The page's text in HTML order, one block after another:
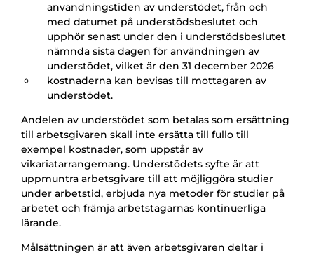
användningstiden av understödet, från och
med datumet på understödsbeslutet och
upphör senast under den i understödsbeslutet
nämnda sista dagen för användningen av
understödet, vilket är den 31 december 2026
kostnaderna kan bevisas till mottagaren av
understödet.
Andelen av understödet som betalas som ersättning
till arbetsgivaren skall inte ersätta till fullo till
exempel kostnader, som uppstår av
vikariatarrangemang. Understödets syfte är att
uppmuntra arbetsgivare till att möjliggöra studier
under arbetstid, erbjuda nya metoder för studier på
arbetet och främja arbetstagarnas kontinuerliga
lärande.
Målsättningen är att även arbetsgivaren deltar i